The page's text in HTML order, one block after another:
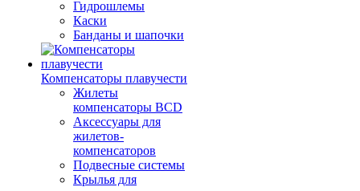
Гидрошлемы
Каски
Банданы и шапочки
Компенсаторы плавучести
Жилеты
компенсаторы BCD
Аксессуары для
жилетов-
компенсаторов
Подвесные системы
Крылья для